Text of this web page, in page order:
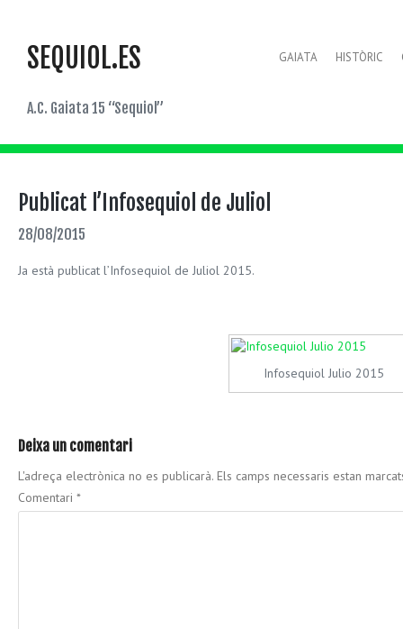
SEQUIOL.ES
A.C. Gaiata 15 “Sequiol”
GAIATA HISTÒRIC
Publicat l’Infosequiol de Juliol
28/08/2015
Ja està publicat l’Infosequiol de Juliol 2015.
Infosequiol Julio 2015
Deixa un comentari
L'adreça electrònica no es publicarà. Els camps necessaris estan
Comentari *